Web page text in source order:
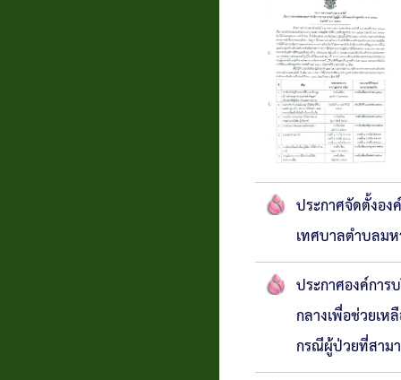
ประกาศจัดตั้งอ
เทศบาลตำบลม
ประกาศองค์กา
กลางเพื่อช่วยเห
กรณีผู้ป่วยที่สาม